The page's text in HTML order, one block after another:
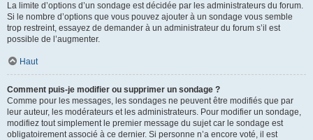
La limite d’options d’un sondage est décidée par les administrateurs du forum.
Si le nombre d’options que vous pouvez ajouter à un sondage vous semble
trop restreint, essayez de demander à un administrateur du forum s’il est
possible de l’augmenter.
Haut
Comment puis-je modifier ou supprimer un sondage ?
Comme pour les messages, les sondages ne peuvent être modifiés que par
leur auteur, les modérateurs et les administrateurs. Pour modifier un sondage,
modifiez tout simplement le premier message du sujet car le sondage est
obligatoirement associé à ce dernier. Si personne n’a encore voté, il est